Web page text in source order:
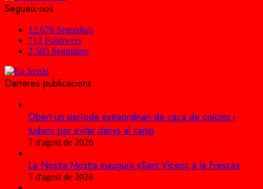
Segueix-nos
12.678 Seguidors
713 Followers
2.505 Seguidors
Darreres publicacions
Obert un període extraordinari de caça de coloms i
tudons per evitar danys al camp
7 d'agost de 2026
La Nostra Mostra inaugura «Sant Vicenç a la Fresca»
7 d'agost de 2026